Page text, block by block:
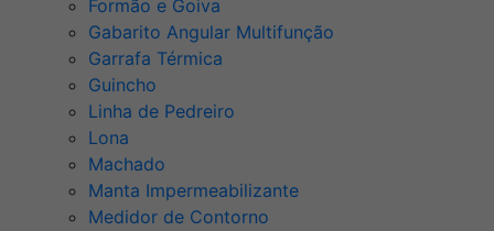
Formão e Goiva
Gabarito Angular Multifunção
Garrafa Térmica
Guincho
Linha de Pedreiro
Lona
Machado
Manta Impermeabilizante
Medidor de Contorno